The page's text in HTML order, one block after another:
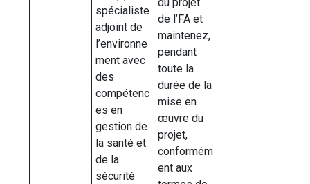
spécialiste
adjoint de
l’environne
ment avec
des
compétenc
es en
gestion de
la santé et
de la
sécurité
de l’FA et
maintenez,
pendant
toute la
durée de la
mise en
œuvre du
projet,
conformém
ent aux